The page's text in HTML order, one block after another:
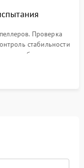
Проверка
стабильности
работы системы
радиосвязи.